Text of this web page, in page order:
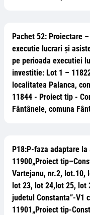
Pachet 52: Proiectare
executie lucrari și
pe perioada executiei
investitie: Lot 1 –
localitatea Palanca,
11844 - Proiect tip -
Fântânele, comuna
P18:P-faza adaptare
11900„Proiect
Vartejanu, nr.2, lot.10,
lot 23, lot 24,lot 25, lot
judetul Constanta”-V1
11901„Proiect tip-